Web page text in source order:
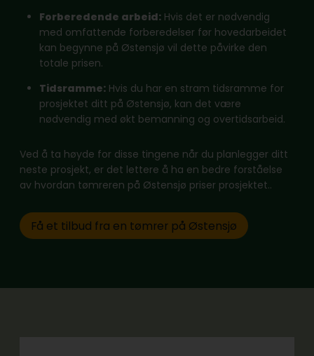
Forberedende arbeid: Hvis det er nødvendig
med omfattende forberedelser før hovedarbeidet
kan begynne på Østensjø vil dette påvirke den
totale prisen.
Tidsramme: Hvis du har en stram tidsramme for
prosjektet ditt på Østensjø, kan det være
nødvendig med økt bemanning og overtidsarbeid.
Ved å ta høyde for disse tingene når du planlegger ditt
neste prosjekt, er det lettere å ha en bedre forståelse
av hvordan tømreren på Østensjø priser prosjektet..
Få et tilbud fra en tømrer på Østensjø